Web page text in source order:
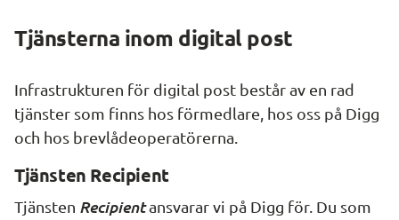
Tjänsterna inom digital post
Infrastrukturen för digital post består av en rad
tjänster som finns hos förmedlare, hos oss på Digg
och hos brevlådeoperatörerna.
Tjänsten Recipient
Tjänsten Recipientansvarar vi på Digg för. Du som